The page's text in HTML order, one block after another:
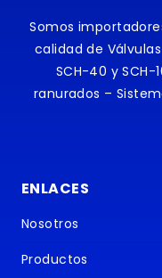
Somos
calidad de
SCH-40 y
ranurados –
ENLACES
Nosotros
Productos